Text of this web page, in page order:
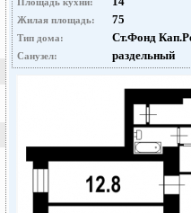
Жилая площадь: 75
Тип дома: Ст.Фонд
Санузел: раздельный